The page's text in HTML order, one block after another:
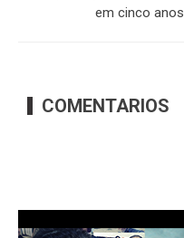
em cinco anos
COMENTARIOS